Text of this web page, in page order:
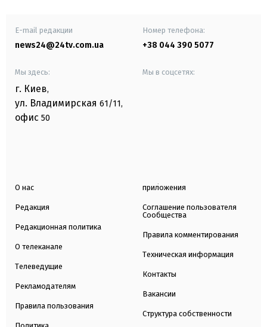
E-mail редакции
news24@24tv.com.ua
Номер телефона:
+38 044 390 5077
Мы здесь:
г. Киев,
ул. Владимирская 61/11,
офис 50
Мы в соцсетях:
О нас
Редакция
Редакционная политика
О телеканале
Телеведущие
Рекламодателям
Правила пользования
приложения
Соглашение пользователя
Сообщества
Правила комментирования
Техническая информация
Контакты
Вакансии
Структура собственности